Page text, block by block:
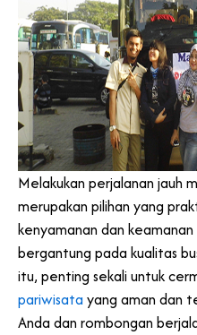
Melakukan perjalanan jauh
merupakan pilihan yang
kenyamanan dan
bergantung pada kualitas
itu, penting sekali untuk
pariwisata yang aman dan
Anda dan rombongan